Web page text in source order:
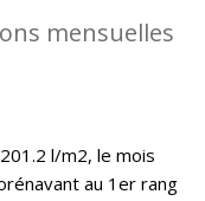
mensuelles
l/m2, le mois
au 1er rang